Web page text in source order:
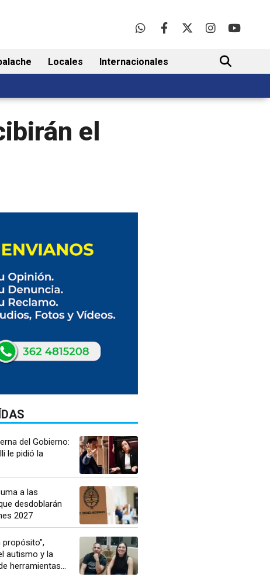
Locales Internacionales
BUSCAR
el
del Gobierno:
le pidió la
a las
desdoblarán
2027
propósito",
autismo y la
herramientas...